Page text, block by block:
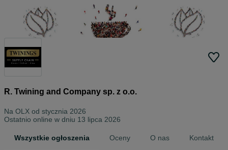
R. Twining and Company sp. z o.o.
Na OLX od stycznia 2026
Ostatnio online w dniu 13 lipca 2026
Wszystkie ogłoszenia Oceny O nas Kontakt